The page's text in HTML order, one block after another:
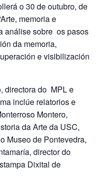
o 30 de outubro, de
memoria e
análise sobre os pasos
da memoria,
e visibilización
directora do MPL e
inclúe relatorios e
Montero,
da Arte da USC,
Museo de Pontevedra,
director do
Dixital de